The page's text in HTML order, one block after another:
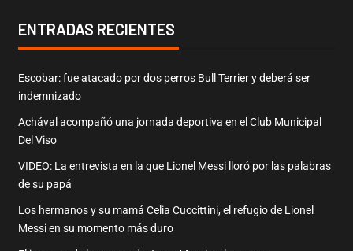
ENTRADAS RECIENTES
Escobar: fue atacado por dos perros Bull Terrier y deberá ser
indemnizado
Achával acompañó una jornada deportiva en el Club Municipal
Del Viso
VIDEO: La entrevista en la que Lionel Messi lloró por las palabras
de su papá
Los hermanos y su mamá Celia Cuccittini, el refugio de Lionel
Messi en su momento más duro